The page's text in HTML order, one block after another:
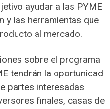
ayudar a las PYME
y las herramientas que
al mercado.
sobre el programa
tendrán la oportunidad
partes interesadas
finales, casas de